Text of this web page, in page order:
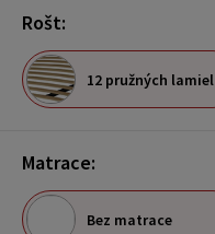
Rošt:
12 pružných lamiel
Matrace:
Bez matrace